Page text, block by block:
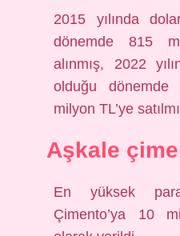
2015 yılında
dönemde 815
alınmış, 2022
olduğu
milyon TL’ye
Aşkale
En yüksek
Çimento’ya 10